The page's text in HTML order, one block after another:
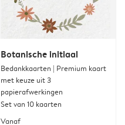
Botanische initiaal
Bedankkaarten | Premium kaart
met keuze uit 3
papierafwerkingen
Set van 10 kaarten
Vanaf